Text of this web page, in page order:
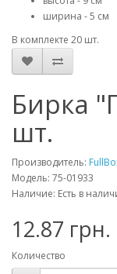
ширина - 5 см
В комплекте 20 шт.
Бирка
шт.
Производитель:
Модель: 75-01933
Наличие: Есть в
12.87 грн.
Количество